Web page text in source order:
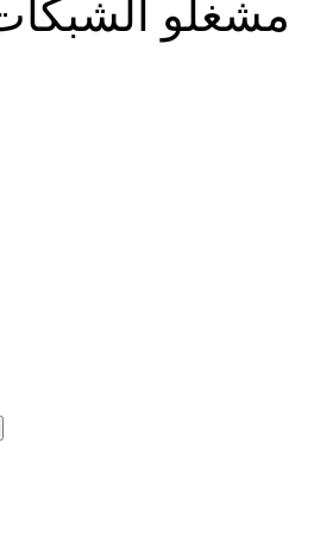
مشغلو